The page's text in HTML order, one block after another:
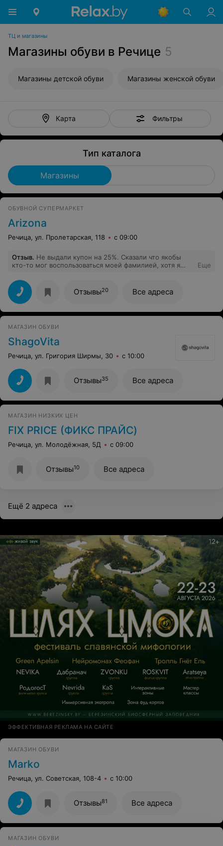
ТЦ и магазины
Магазины обуви в Речице 5
Магазины детской обуви Магазины женской обуви
Карта Фильтры
Тип каталога
Магазины
ОБУВНОЙ СУПЕРМАРКЕТ
Arizona
Речица, ул. Пролетарская, 118 с 09:00
Отзыв. Не выдали купон на 25%. Сказали что якобы
кто-то мог воспользоваться моей фамилией, хотя я
Еще
Отзывы20 Все адреса
МАГАЗИН ОБУВИ
ShagoVita
Речица, ул. Григория Ширмы, 30 с 10:00
Отзывы35 Все адреса
МАГАЗИН НИЗКИХ ЦЕН
FIX PRICE (ФИКС ПРАЙС)
Речица, ул. Молодёжная, 5Д с 09:00
Отзывы10 Все адреса
Ещё 2 адреса
ЭФФЕКТИВНАЯ РЕКЛАМА НА САЙТЕ
МАГАЗИН ОБУВИ
Marko
Речица, ул. Советская, 108-4 с 10:00
Отзывы81 Все адреса
МАГАЗИН ОБУВИ